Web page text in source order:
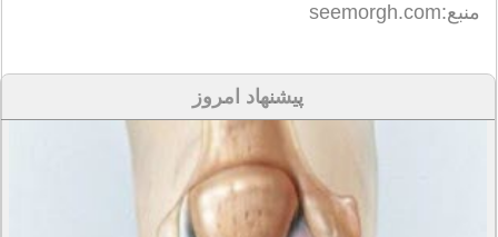
منبع:seemorgh.com
پیشنهاد امروز